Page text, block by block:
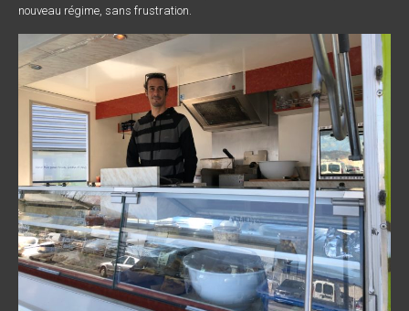
nouveau régime, sans frustration.